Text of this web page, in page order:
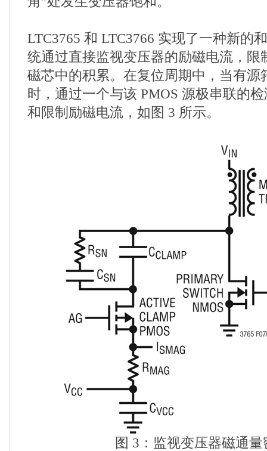
LTC3765 和 LTC3766 实现了一种新的
统通过直接监视变压器的励磁电流，限
磁芯中的积累。在复位周期中，当有源
时，通过一个与该 PMOS 源极串联的
和限制励磁电流，如图 3 所示。
图 3：监视变压器磁通量